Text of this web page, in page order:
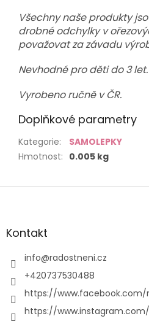
Všechny naše produkty
drobné odchylky v
považovat za závadu
Nevhodné pro děti do 3 let.
Vyrobeno ručně v ČR.
Doplňkové parametry
Kategorie:
SAMOLEPKY
Hmotnost: 0.005 kg
Z
aKontakt
info@radostneni.cz
+420737530488
https://www.facebook.com/
https://